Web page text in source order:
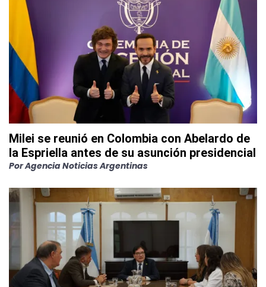
Milei se reunió en Colombia con Abelardo de
la Espriella antes de su asunción presidencial
PorAgencia Noticias Argentinas